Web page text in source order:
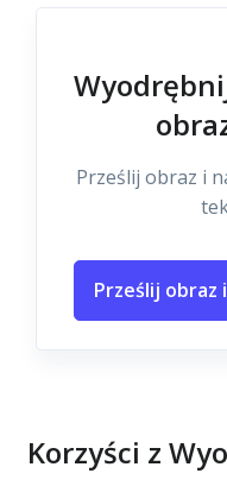
Prześlij obraz i
Prześlij obraz
Korzyści z